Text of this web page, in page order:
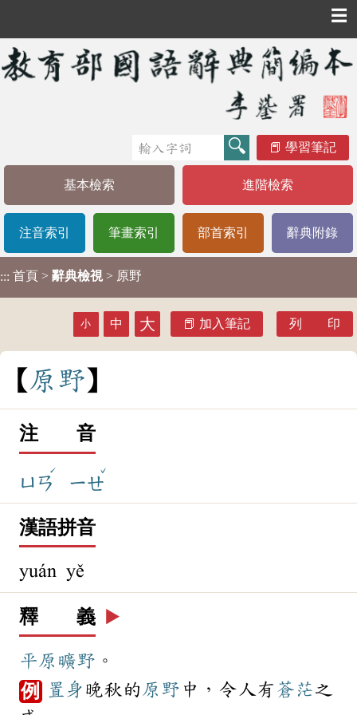
☰
學習筆記
基本檢索 進階檢索
注音索引 筆畫索引 部首索引 辭典附錄
::: 首頁 > 辭典檢視 > 原野
小 中 大 加入筆記 列 印
原 野
注 音
ㄩㄢ
ˊ
ㄧㄝ
ˇ
漢語拼音
yuán yě
釋 義 ▶️
平原 曠野 。
例 置身 晚秋的 原野 中，令人有 蒼茫之